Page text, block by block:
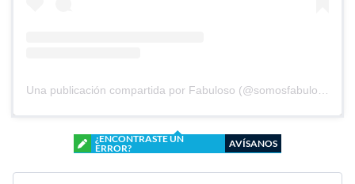
¿ENCONTRASTE UN
ERROR?
AVÍSANOS